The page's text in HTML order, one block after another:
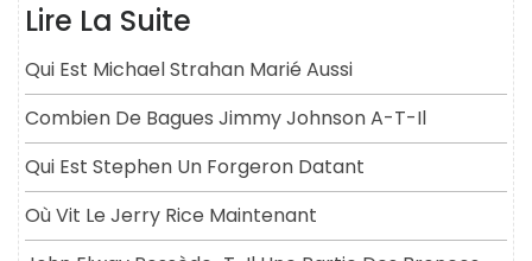
Lire La Suite
Qui Est Michael Strahan Marié Aussi
Combien De Bagues Jimmy Johnson A-T-Il
Qui Est Stephen Un Forgeron Datant
Où Vit Le Jerry Rice Maintenant